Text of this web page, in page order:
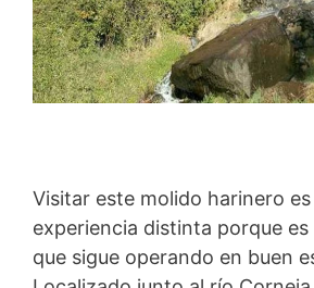
Visitar este molido harinero es
experiencia distinta porque
que sigue operando en buen